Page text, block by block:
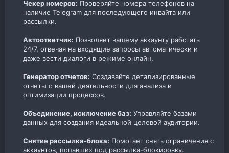
Чекер номеров: Проверяйте номера телефонов на
наличие Telegram для последующего инвайта или
рассылки.​
Автоответчик: Позволяет вашему аккаунту работать
24/7, отвечая на входящие запросы автоматически и
даже вести диалоги в режиме онлайн.​
Генератор отчетов: Создавайте детализированные
отчеты о вашей деятельности для анализа и
оптимизации процессов.​
Объединение, исключение баз: Управляйте базами
данных для создания идеальной целевой аудитории.​
Снятие рассылка-блока: Помогает снять ограничения с
аккаунтов, попавших под рассылка-блокировку.​